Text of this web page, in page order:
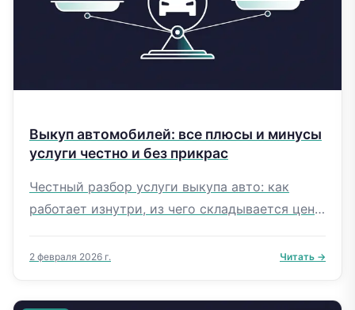
Выкуп автомобилей: все плюсы и минусы
услуги честно и без прикрас
Честный разбор услуги выкупа авто: как
работает изнутри, из чего складывается цена,
лист, истории клиентов, советы.
2 февраля 2026 г. Читать →